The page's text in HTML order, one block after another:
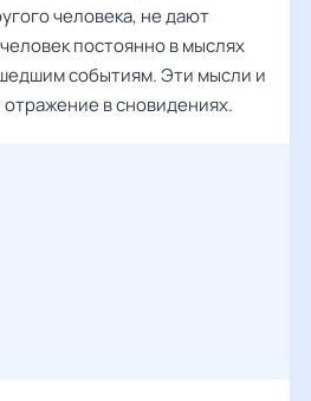
человека, не дают
постоянно в мыслях
событиям. Эти мысли и
в сновидениях.